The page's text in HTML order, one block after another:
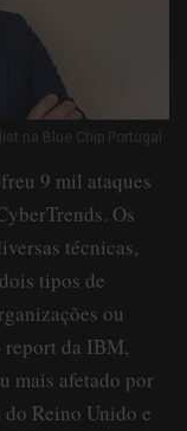
na Blue Chip Portugal
9 mil ataques
Os
técnicas,
tipos de
ou
report da IBM,
mais afetado por
do Reino Unido e